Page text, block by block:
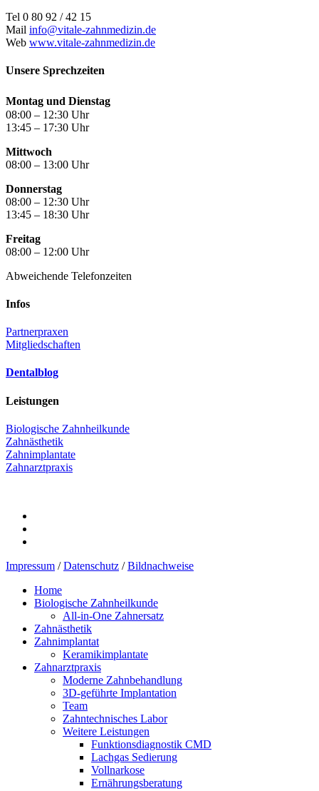
Tel 0 80 92 / 42 15
Mail info@vitale-zahnmedizin.de
Web www.vitale-zahnmedizin.de
Unsere Sprechzeiten
Montag und Dienstag
08:00 – 12:30 Uhr
13:45 – 17:30 Uhr
Mittwoch
08:00 – 13:00 Uhr
Donnerstag
08:00 – 12:30 Uhr
13:45 – 18:30 Uhr
Freitag
08:00 – 12:00 Uhr
Abweichende Telefonzeiten
Infos
Partnerpraxen
Mitgliedschaften
Dentalblog
Leistungen
Biologische Zahnheilkunde
Zahnästhetik
Zahnimplantate
Zahnarztpraxis
Impressum /Datenschutz /Bildnachweise
Home
Biologische Zahnheilkunde
All-in-One Zahnersatz
Zahnästhetik
Zahnimplantat
Keramikimplantate
Zahnarztpraxis
Moderne Zahnbehandlung
3D-geführte Implantation
Team
Zahntechnisches Labor
Weitere Leistungen
Funktionsdiagnostik CMD
Lachgas Sedierung
Vollnarkose
Ernährungsberatung